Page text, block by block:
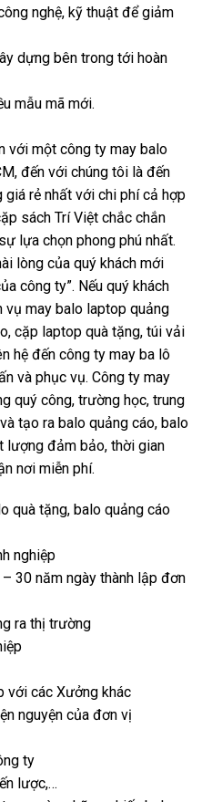
nghệ, kỹ thuật để giảm
dựng bên trong tới hoàn
mẫu mã mới.
với một công ty may balo
đến với chúng tôi là đến
rẻ nhất với chi phí cả hợp
sách Trí Việt chắc chắn
lựa chọn phong phú nhất.
lòng của quý khách mới
công ty”. Nếu quý khách
vụ may balo laptop quảng
cặp laptop quà tặng, túi vải
hệ đến công ty may ba lô
và phục vụ. Công ty may
quý công, trường học, trung
tạo ra balo quảng cáo, balo
lượng đảm bảo, thời gian
nơi miễn phí.
quà tặng, balo quảng cáo
nghiệp
30 năm ngày thành lập đơn
ra thị trường
với các Xưởng khác
nguyện của đơn vị
ty
lược,…